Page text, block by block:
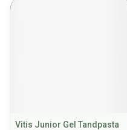
Vitis Junior Gel Tandpasta